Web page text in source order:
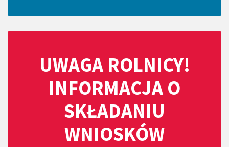
UWAGA ROLNICY!
INFORMACJA O
SKŁADANIU
WNIOSKÓW